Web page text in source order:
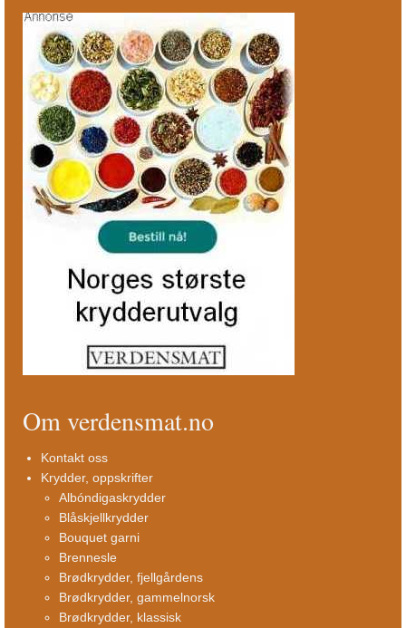
Om verdensmat.no
Kontakt oss
Krydder, oppskrifter
Albóndigaskrydder
Blåskjellkrydder
Bouquet garni
Brennesle
Brødkrydder, fjellgårdens
Brødkrydder, gammelnorsk
Brødkrydder, klassisk